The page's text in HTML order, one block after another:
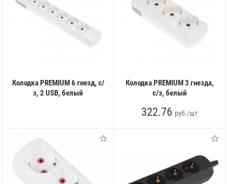
Колодка PREMIUM 6 гнезд, с/
з, 2 USB, белый
Колодка PREMIUM 3 гнезда,
с/з, белый
322.76 руб./шт